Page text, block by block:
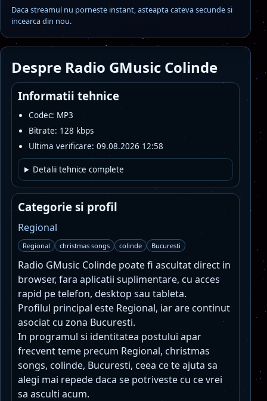
Daca streamul nu porneste instant, asteapta cateva secunde si
incearca din nou.
Despre Radio GMusic Colinde
Informatii tehnice
Codec: MP3
Bitrate: 128 kbps
Ultima verificare: 09.08.2026 12:58
Detalii tehnice complete
Categorie si profil
Regional
Regional christmas songs colinde Bucuresti
Radio GMusic Colinde poate fi ascultat direct in
browser, fara aplicatii suplimentare, cu acces
rapid pe telefon, desktop sau tableta.
Profilul principal este Regional, iar are continut
asociat cu zona Bucuresti.
In programul si identitatea postului apar
frecvent teme precum Regional, christmas
songs, colinde, Bucuresti, ceea ce te ajuta sa
alegi mai repede daca se potriveste cu ce vrei
sa asculti acum.